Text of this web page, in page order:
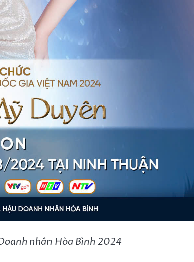
nhân Hòa Bình 2024